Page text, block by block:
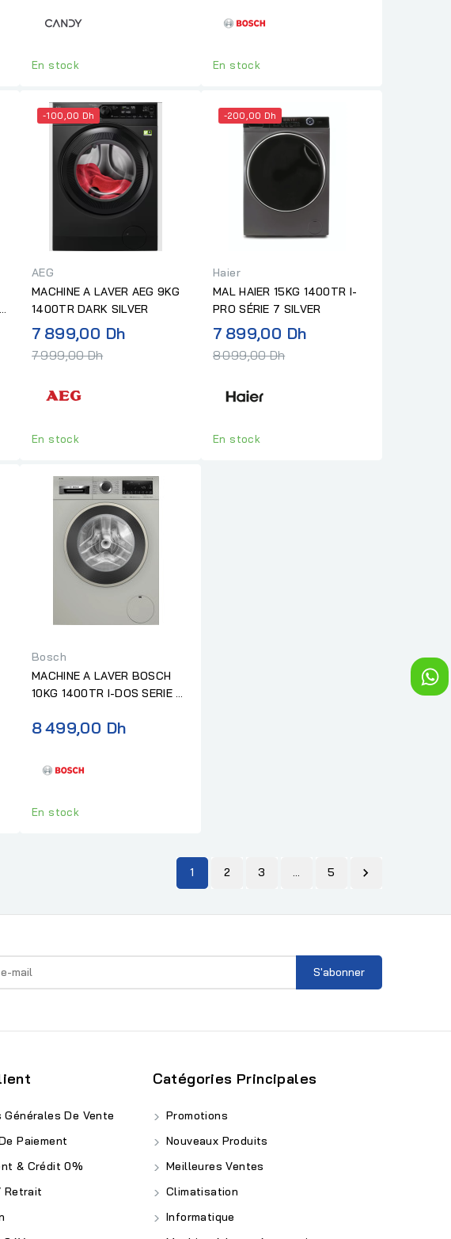
En stock En stock
-100,00 Dh
AEG
MACHINE A LAVER AEG 9KG
1400TR DARK SILVER
7 899,00 DhPrix
7 999,00 Dh
En stock
-200,00 Dh
Haier
MAL HAIER 15KG 1400TR I-
PRO SÉRIE 7 SILVER
7 899,00 DhPrix
8 099,00 Dh
En stock
Bosch
MACHINE A LAVER BOSCH
10KG 1400TR I-DOS SERIE 6
8 499,00 Dh
En stock
1 2 3 … 5 
De Vente
Paiement
& Crédit 0%
Retrait
Catégories Principales
Promotions
Nouveaux Produits
Meilleures Ventes
Climatisation
Informatique